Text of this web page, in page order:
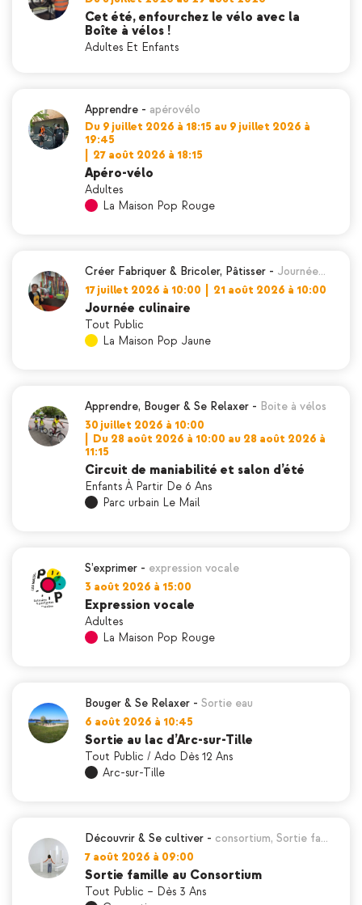
Cet été, enfourchez le vélo avec la
Boîte à vélos !
Adultes Et Enfants
Apprendre - apérovélo
Du 9 juillet 2026 à 18:15 au 9 juillet 2026 à
19:45
27 août 2026 à 18:15
Apéro-vélo
Adultes
La Maison Pop Rouge
Créer Fabriquer & Bricoler, Pâtisser - Journée…
17 juillet 2026 à 10:00
21 août 2026 à 10:00
Journée culinaire
Tout Public
La Maison Pop Jaune
Apprendre, Bouger & Se Relaxer - Boite à vélos
30 juillet 2026 à 10:00
Du 28 août 2026 à 10:00 au 28 août 2026 à
11:15
Circuit de maniabilité et salon d’été
Enfants À Partir De 6 Ans
Parc urbain Le Mail
S’exprimer - expression vocale
3 août 2026 à 15:00
Expression vocale
Adultes
La Maison Pop Rouge
Bouger & Se Relaxer - Sortie eau
6 août 2026 à 10:45
Sortie au lac d’Arc-sur-Tille
Tout Public / Ado Dès 12 Ans
Arc-sur-Tille
Découvrir & Se cultiver - consortium, Sortie fa…
7 août 2026 à 09:00
Sortie famille au Consortium
Tout Public – Dès 3 Ans